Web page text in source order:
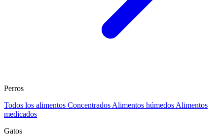
Perros
Todos los alimentos Concentrados Alimentos húmedos Alimentos
medicados
Gatos